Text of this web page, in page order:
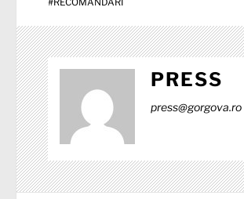
#RECOMANDARI
PRESS
press@gorgova.ro